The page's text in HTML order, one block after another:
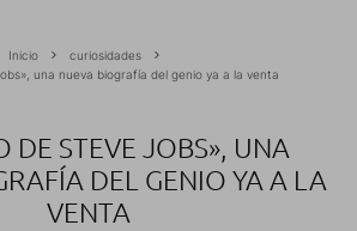
Inicio
curiosidades
una nueva biografía del genio ya a la venta
DE STEVE JOBS», UNA
DEL GENIO YA A LA
VENTA